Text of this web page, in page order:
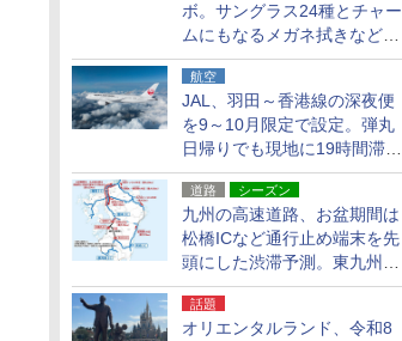
ボ。サングラス24種とチャー
ムにもなるメガネ拭きなど雑
貨24種
航空
JAL、羽田～香港線の深夜便
を9～10月限定で設定。弾丸
日帰りでも現地に19時間滞在
できる
道路 シーズン
九州の高速道路、お盆期間は
松橋ICなど通行止め端末を先
頭にした渋滞予測。東九州道
への迂回は料金調整を実施
話題
オリエンタルランド、令和8